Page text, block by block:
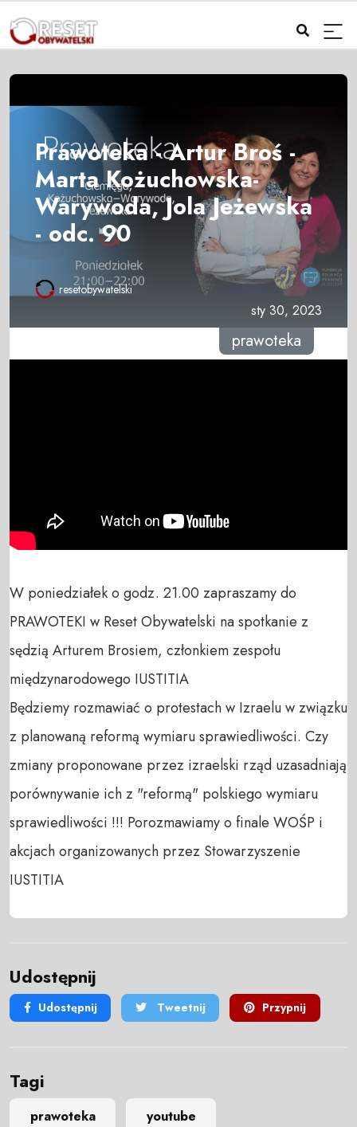
Prawoteka - Artur Broś -
Marta Kożuchowska-
Warywoda, Jola Jeżewska
- odc. 90
resetobywatelski
sty 30, 2023
prawoteka
W poniedziałek o godz. 21.00 zapraszamy do
PRAWOTEKI w Reset Obywatelski na spotkanie z
sędzią Arturem Brosiem, członkiem zespołu
międzynarodowego IUSTITIA
Będziemy rozmawiać o protestach w Izraelu w związku
z planowaną reformą wymiaru sprawiedliwości. Czy
zmiany proponowane przez izraelski rząd uzasadniają
porównywanie ich z "reformą" polskiego wymiaru
sprawiedliwości !!! Porozmawiamy o finale WOŚP i
akcjach organizowanych przez Stowarzyszenie
IUSTITIA
Udostępnij
Udostępnij Tweetnij Przypnij
Tagi
prawoteka youtube